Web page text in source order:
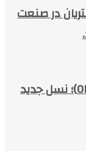
در صنعت
معرفی کرکره فولادی اوکر (OKER)؛ نسل جدید